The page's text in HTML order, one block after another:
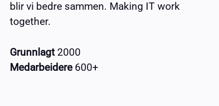
blir vi bedre sammen. Making IT work
together.
Grunnlagt 2000
Medarbeidere 600+